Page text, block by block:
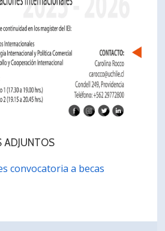
ADJUNTOS
convocatoria a becas